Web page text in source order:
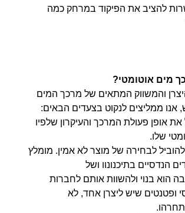
להציב את הפיקוד במרחק כמה
מים אוטומטי?
והמשווק המתאים של מרכך המים
אנו ממליצים לנקוט בצעדים הבאים:
את אופן פעולת המרכך והעיקרון שלפיו
שלו.
לבחירה של מוצר לא אמין. מומלץ
הנדסיים בתיכנונוו ושל
הוא בנוי ולהשוות אותם לחברות
ופטנטים שיש ליצרן אחד, לא